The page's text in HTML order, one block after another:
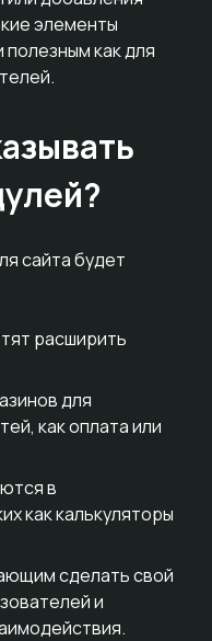
элементы
как для
сайта будет
расширить
для
как оплата или
в
как калькуляторы
сделать свой
и